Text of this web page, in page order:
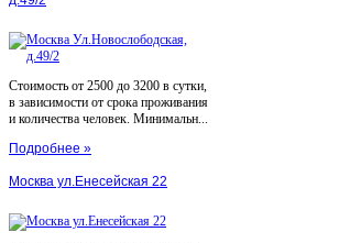
Стоимость от 2500 до 3200 в сутки,
в зависимости от срока проживания
и количества человек. Минимальн...
Подробнее »
Москва ул.Енесейская 22